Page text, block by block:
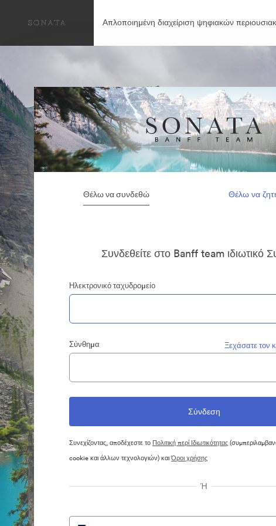
Απλοποιημένη διαχείριση ψηφιακών
Θέλω να συνδεθώ Θέλω να
Συνδεθείτε στο Banff team ιδιωτικό
Ηλεκτρονικό ταχυδρομείο
Σύνθημα Ξεχάσατε τον
Συνεχίζοντας, αποδέχεστε το Πολιτική περί Ιδιωτικότητας
cookie και άλλων τεχνολογιών) καιΌροι χρήσης
Ή